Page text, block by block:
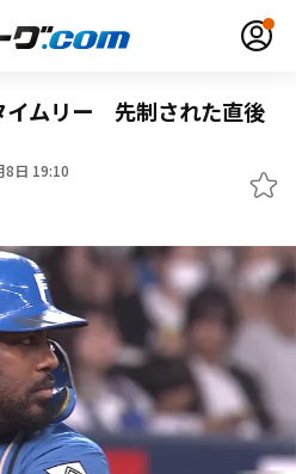
イムリー 先制された直後
8日 19:10